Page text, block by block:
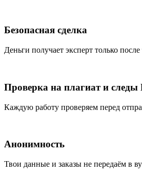
Безопасная сделка
Деньги получает эксперт только
Проверка на плагиат и
Каждую работу проверяем перед
Анонимность
Твои данные и заказы не передаём в